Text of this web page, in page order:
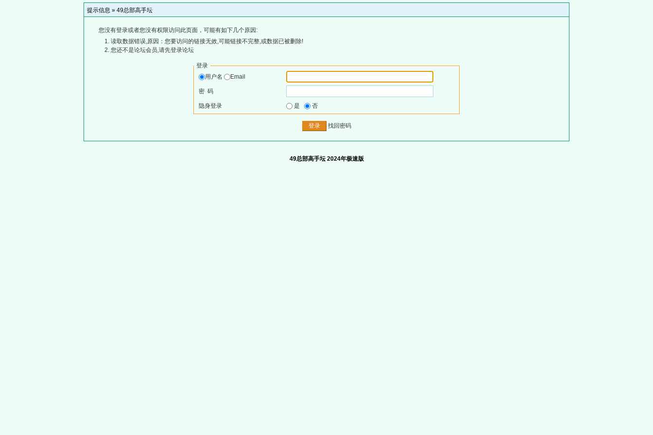
提示信息 » 49总部高手坛
您没有登录或者您没有权限访问此页面，可能有如下几个原因:
读取数据错误,原因：您要访问的链接无效,可能链接不完整,或数据已被删除!
您还不是论坛会员,请先登录论坛
登录
用户名
Email
密 码
隐身登录 是 否
找回密码
49总部高手坛 2024年极速版